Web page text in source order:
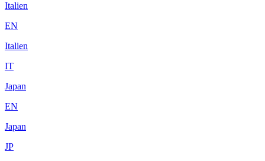
Italien
EN
Italien
IT
Japan
EN
Japan
JP